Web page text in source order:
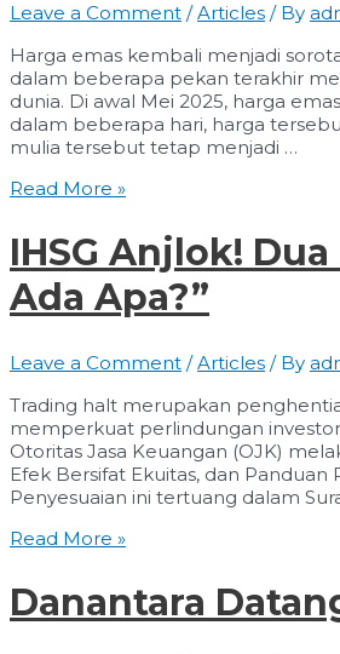
Saham
Migas?
Leave a Comment /Articles / By
Harga emas kembali menjadi
dalam beberapa pekan terakhir
dunia. Di awal Mei 2025, harga
dalam beberapa hari, harga
mulia tersebut tetap menjadi …
Harga
Terjun
Bebas,
Peluang
atau
Read More »
IHSG Anjlok!
Ada Apa?”
Leave a Comment /Articles / By
Trading halt merupakan
memperkuat perlindungan
Otoritas Jasa Keuangan (OJK)
Efek Bersifat Ekuitas, dan
Penyesuaian ini tertuang dalam
IHSG
Dua
Kali
Trading
Read More »
Danantara